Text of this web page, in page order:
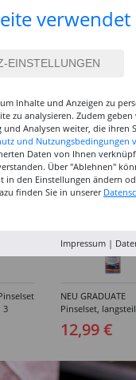
3
NEU GRADUATE
Pinselset,
12,99 €
Inhalte und Anzeigen zu
zu analysieren. Zudem
und Analysen weiter, die ihren
und Nutzungsbedingungen
Daten von Ihnen
Über "Ablehnen"
in den Einstellungen ändern
finden Sie in unserer
Impressum|